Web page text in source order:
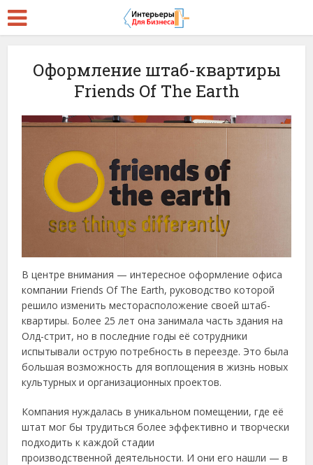
Оформление штаб-квартиры
Friends Of The Earth
В центре внимания — интересное оформление офиса
компании Friends Of The Earth, руководство которой
решило изменить месторасположение своей штаб-
квартиры. Более 25 лет она занимала часть здания на
Олд-стрит, но в последние годы её сотрудники
испытывали острую потребность в переезде. Это была
большая возможность для воплощения в жизнь новых
культурных и организационных проектов.
Компания нуждалась в уникальном помещении, где её
штат мог бы трудиться более эффективно и творчески
подходить к каждой стадии
производственной деятельности. И они его нашли — в